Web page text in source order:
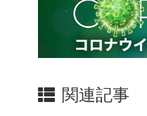
関連記事